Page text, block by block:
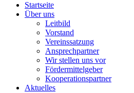
Startseite
Über uns
Leitbild
Vorstand
Vereinssatzung
Ansprechpartner
Wir stellen uns vor
Fördermittelgeber
Kooperationspartner
Aktuelles